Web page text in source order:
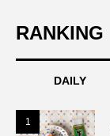
RANKING
DAILY
1